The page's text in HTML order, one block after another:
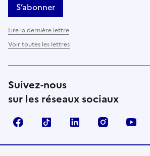
S’abonner
Lire la dernière lettre
Voir toutes les lettres
Suivez-nous
sur les réseaux sociaux
FacebookTikTok LinkedIn Instagram